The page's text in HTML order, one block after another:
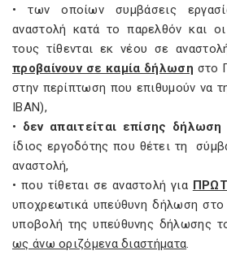
• των οποίων συμβάσεις
αναστολή κατά το παρελθόν και
τους τίθενται εκ νέου σε
προβαίνουν σε καμία δήλωση στο
στην περίπτωση που επιθυμούν να
ΙΒΑΝ),
• δεν απαιτείται επίσης δήλωση
ίδιος εργοδότης που θέτει τη
αναστολή,
• που τίθεται σε αναστολή για
υποχρεωτικά υπεύθυνη δήλωση
υποβολή της υπεύθυνης δήλωσης
ως άνω οριζόμενα διαστήματα.